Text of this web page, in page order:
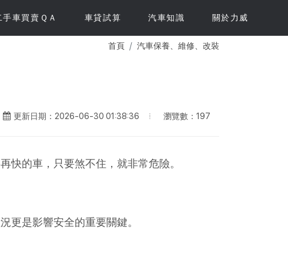
手車買賣ＱＡ 車貸試算 汽車知識 關於力威
首頁 汽車保養、維修、改裝
更新日期：2026-06-30 01:38:36 瀏覽數：197
快的車，只要煞不住，就非常危險。
更是影響安全的重要關鍵。